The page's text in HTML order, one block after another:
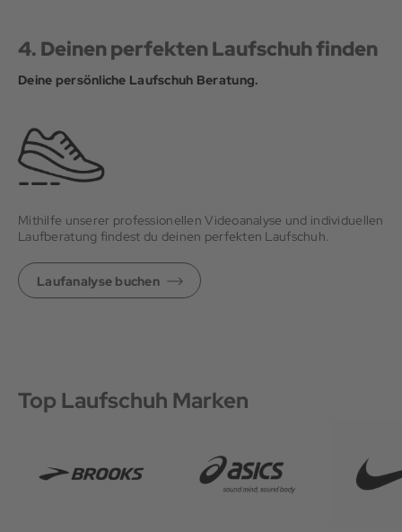
4. Deinen perfekten Laufschuh finden
Deine persönliche Laufschuh Beratung.
Mithilfe unserer professionellen Videoanalyse und individuellen
Laufberatung findest du deinen perfekten Laufschuh.
Laufanalyse buchen
Top Laufschuh Marken